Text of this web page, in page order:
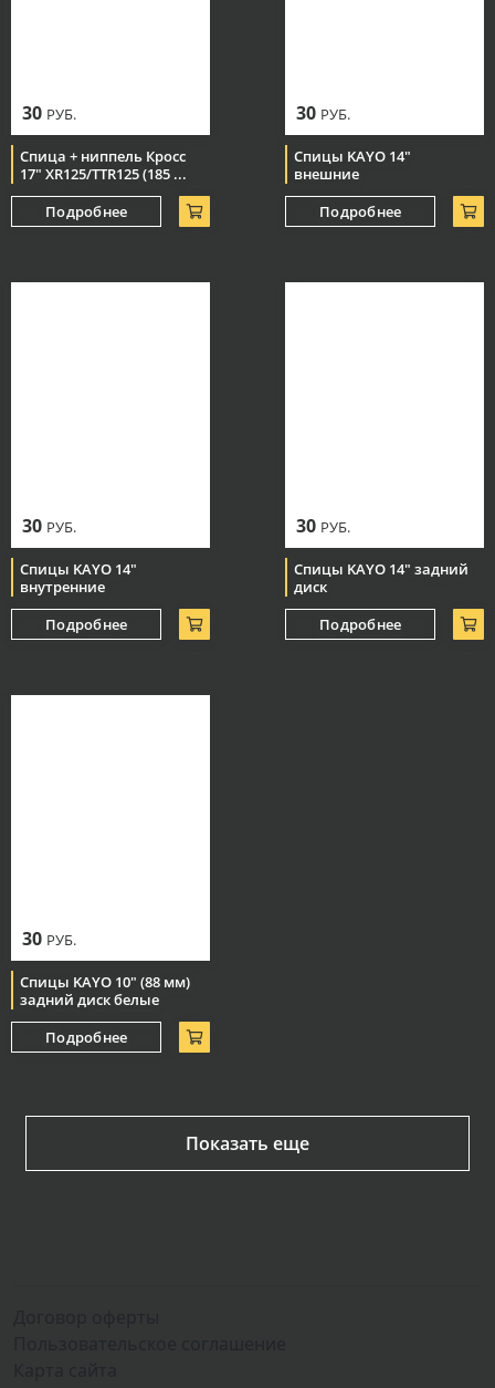
30 РУБ.
Спица + ниппель Кросс
17" XR125/TTR125 (185 ...
Подробнее
30 РУБ.
Спицы KAYO 14"
внешние
Подробнее
30 РУБ.
Спицы KAYO 14"
внутренние
Подробнее
30 РУБ.
Спицы KAYO 14" задний
диск
Подробнее
30 РУБ.
Спицы KAYO 10" (88 мм)
задний диск белые
Подробнее
Показать еще